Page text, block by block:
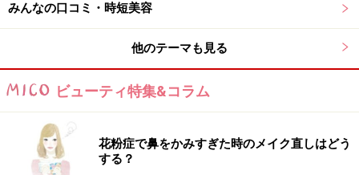
夏の朝の習慣にしたい！
「ザ デイマスクS」60g／15750円
暑さでバテしがちな、夏の肌。ポーラは、そんな肌ゆる
みの原因が“発汗”にあるという事実を突き止めました。
汗をかいて体内のナトリウムイオンが失われると肌のハ
リが低下することに着目。こうして生まれたのが、“夏の
みんなの口コミ・時短美容
他のテーマも見る
ビューティ特集&コラム
花粉症で鼻をかみすぎた時のメイク直しはどう
する？